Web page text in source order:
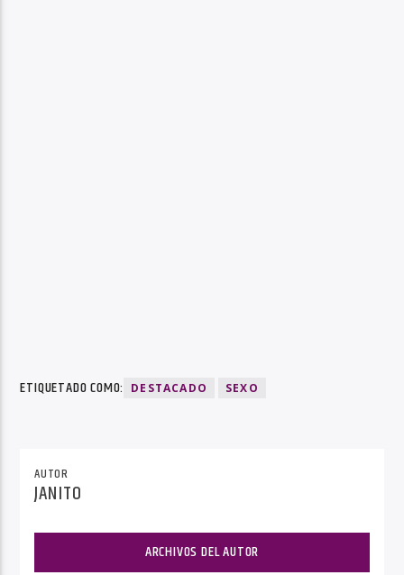
ETIQUETADO COMO: DESTACADO SEXO
AUTOR
JANITO
ARCHIVOS DEL AUTOR